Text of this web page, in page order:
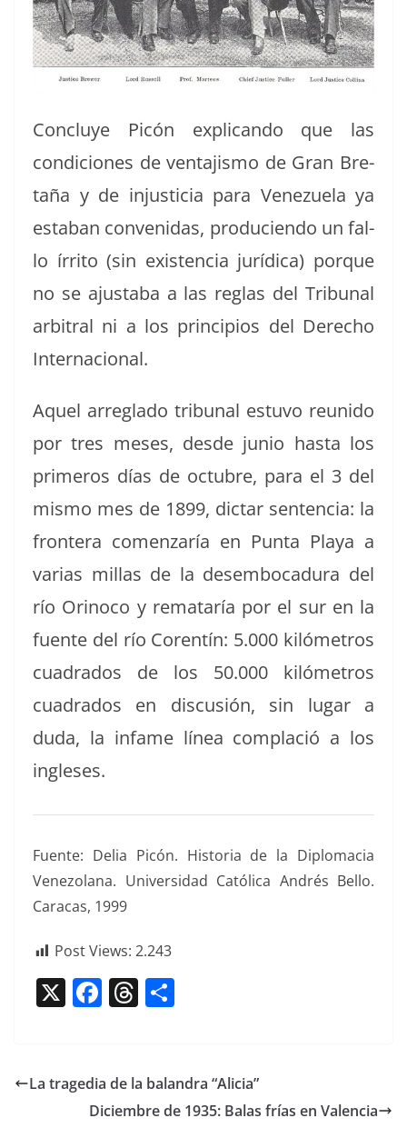
Con­cluye Picón expli­can­do que las
condi­ciones de ven­ta­jis­mo de Gran Bre­
taña y de injus­ti­cia para Venezuela ya
esta­ban con­venidas, pro­ducien­do un fal­
lo írri­to (sin exis­ten­cia jurídi­ca) porque
no se ajusta­ba a las reglas del Tri­bunal
arbi­tral ni a los prin­ci­p­ios del Dere­cho
Internacional.
Aquel arreglado tri­bunal estu­vo reunido
por tres meses, des­de junio has­ta los
primeros días de octubre, para el 3 del
mis­mo mes de 1899, dic­tar sen­ten­cia: la
fron­tera comen­zaría en Pun­ta Playa a
varias mil­las de la desem­bo­cadu­ra del
río Orinoco y remataría por el sur en la
fuente del río Coren­tín: 5.000 kilómet­ros
cuadra­dos de los 50.000 kilómet­ros
cuadra­dos en dis­cusión, sin lugar a
duda, la infame línea com­plació a los
ingleses.
Fuente: Delia Picón. His­to­ria de la Diplo­ma­cia
Vene­zolana. Uni­ver­si­dad Católi­ca Andrés Bel­lo.
Cara­cas, 1999
Post Views: 2.243
X F
e
b
T
a
d
p
ar
La tragedia de la balandra “Alicia”
Diciembre de 1935: Balas frías en Valencia